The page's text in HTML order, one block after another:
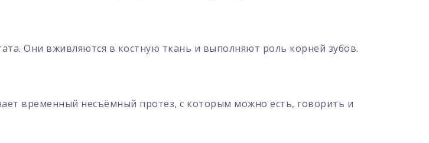
Они вживляются в костную ткань и выполняют роль корней зубов.
временный несъёмный протез, с которым можно есть, говорить и